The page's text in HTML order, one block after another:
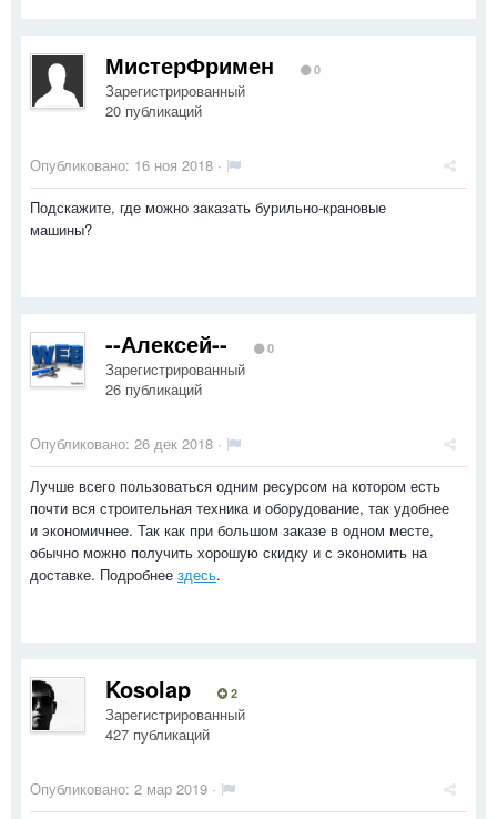
МистерФримен 0
Зарегистрированный
20 публикаций
Опубликовано: 16 ноя 2018 ·
Подскажите, где можно заказать бурильно-крановые
машины?
--Алексей-- 0
Зарегистрированный
26 публикаций
Опубликовано: 26 дек 2018 ·
Лучше всего пользоваться одним ресурсом на котором есть
почти вся строительная техника и оборудование, так удобнее
и экономичнее. Так как при большом заказе в одном месте,
обычно можно получить хорошую скидку и с экономить на
доставке. Подробнее здесь.
Kosolap 2
Зарегистрированный
427 публикаций
Опубликовано: 2 мар 2019 ·